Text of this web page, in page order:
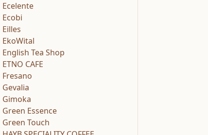
Ecelente
Ecobi
Eilles
EkoWital
English Tea Shop
ETNO CAFE
Fresano
Gevalia
Gimoka
Green Essence
Green Touch